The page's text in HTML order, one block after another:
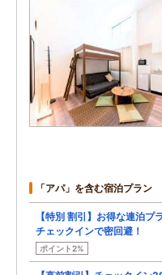
「アパ」を含む宿泊プラン
【特別 割引】お得な連泊プ
チェックインで密回避！
ポイント2%